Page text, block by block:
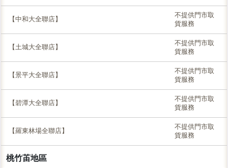
【中和大全聯店】
不提供門市取
貨服務
【土城大全聯店】
不提供門市取
貨服務
【景平大全聯店】
不提供門市取
貨服務
【碧潭大全聯店】
不提供門市取
貨服務
【羅東林場全聯店】
不提供門市取
貨服務
桃竹苖地區